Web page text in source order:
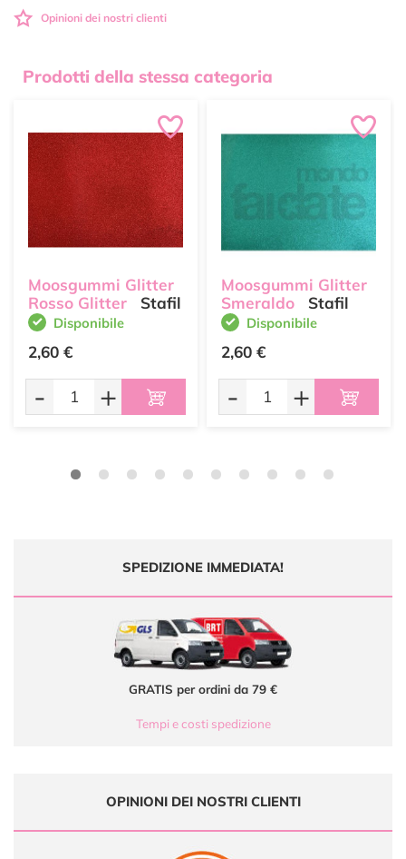
Opinioni dei nostri clienti
Prodotti della stessa categoria
Moosgummi Glitter
Rosso Glitter
Stafil
Disponibile
2,60 €
- +
Moosgummi Glitter
Smeraldo
Stafil
Disponibile
2,60 €
- +
SPEDIZIONE IMMEDIATA!
GRATIS per ordini da 79 €
Tempi e costi spedizione
OPINIONI DEI NOSTRI CLIENTI